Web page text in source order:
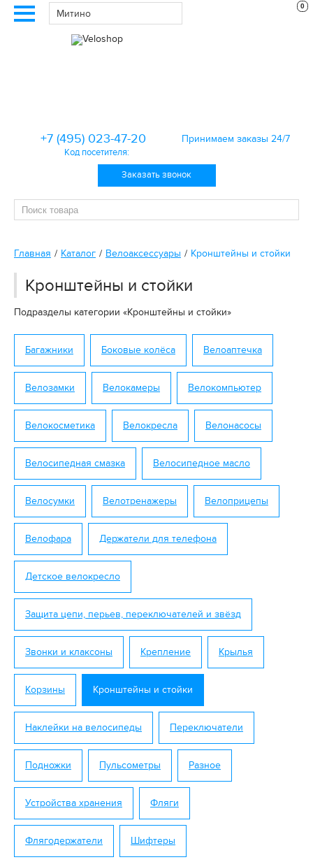
Митино
0
+7 (495) 023-47-20
Код посетителя:
Принимаем заказы 24/7
Заказать звонок
Главная Каталог Велоаксессуары Кронштейны и стойки
Кронштейны и стойки
Подразделы категории «Кронштейны и стойки»
Багажники Боковые колёса Велоаптечка
Велозамки Велокамеры Велокомпьютер
Велокосметика Велокресла Велонасосы
Велосипедная смазка Велосипедное масло
Велосумки Велотренажеры Велоприцепы
Велофара Держатели для телефона
Детское велокресло
Защита цепи, перьев, переключателей и звёзд
Звонки и клаксоны Крепление Крылья
Корзины Кронштейны и стойки
Наклейки на велосипеды Переключатели
Подножки Пульсометры Разное
Устройства хранения Фляги
Флягодержатели Шифтеры